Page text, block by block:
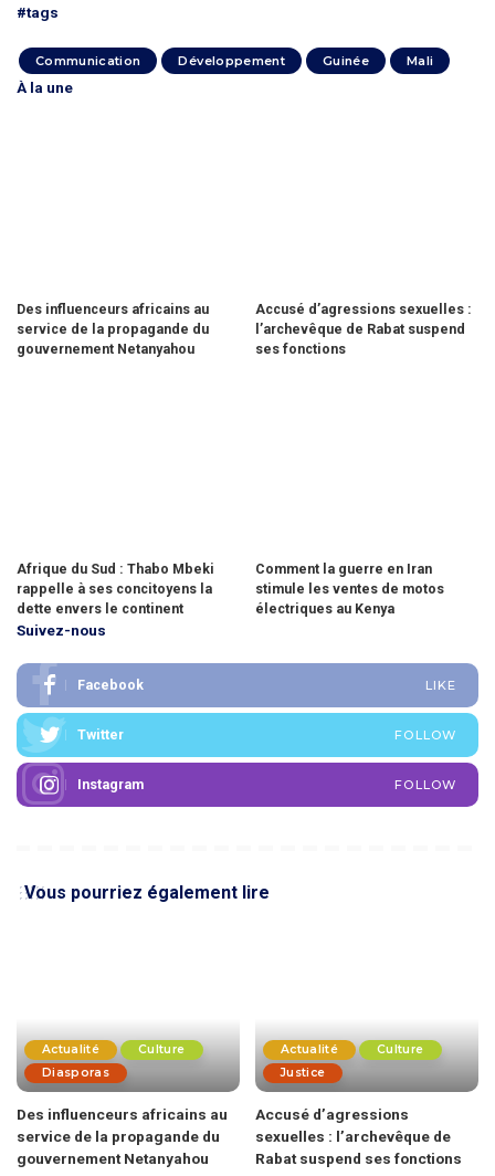
#tags
Communication Développement Guinée Mali
À la une
Des influenceurs africains au
service de la propagande du
gouvernement Netanyahou
Accusé d’agressions sexuelles :
l’archevêque de Rabat suspend
ses fonctions
Afrique du Sud : Thabo Mbeki
rappelle à ses concitoyens la
dette envers le continent
Comment la guerre en Iran
stimule les ventes de motos
électriques au Kenya
Suivez-nous
Facebook LIKE
Twitter FOLLOW
Instagram FOLLOW
Vous pourriez également lire
Actualité
Culture
Diasporas
Des influenceurs africains au
service de la propagande du
gouvernement Netanyahou
Actualité
Culture
Justice
Accusé d’agressions
sexuelles : l’archevêque de
Rabat suspend ses fonctions